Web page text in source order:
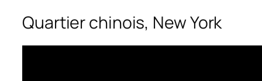
Quartier chinois, New York